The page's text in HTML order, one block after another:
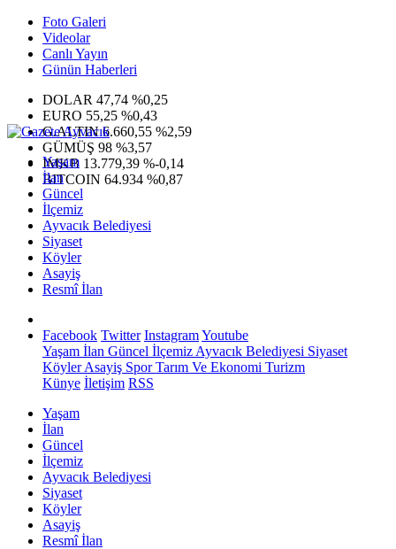
Foto Galeri
Videolar
Canlı Yayın
Günün Haberleri
DOLAR 47,74 %0,25
EURO 55,25 %0,43
G.ALTIN6.660,55 %2,59
GÜMÜŞ 98 %3,57
IMKB 13.779,39 %-0,14
BITCOIN 64.934 %0,87
Yaşam
İlan
Güncel
İlçemiz
Ayvacık Belediyesi
Siyaset
Köyler
Asayiş
Resmî İlan
Facebook Twitter InstagramYoutube
Yaşam İlan Güncel İlçemiz Ayvacık Belediyesi Siyaset
KöylerAsayiş SporTarım Ve Ekonomi Turizm
Künye İletişim RSS
Yaşam
İlan
Güncel
İlçemiz
Ayvacık Belediyesi
Siyaset
Köyler
Asayiş
Resmî İlan